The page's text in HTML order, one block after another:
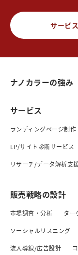
サービ
ナノカラーの強み
サービス
ランディングページ制作
LP/サイト診断サービス
リサーチ/データ解析支
販売戦略の設計
市場調査・分析 ター
ソーシャルリスニング
流入導線/広告設計